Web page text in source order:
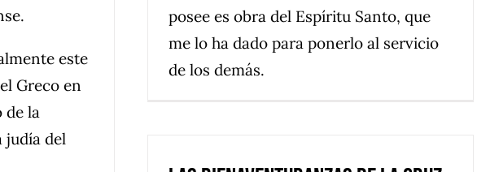
posee es obra del Espíritu Santo, que
me lo ha dado para ponerlo al servicio
de los demás.
este
Greco en
de la
judía del